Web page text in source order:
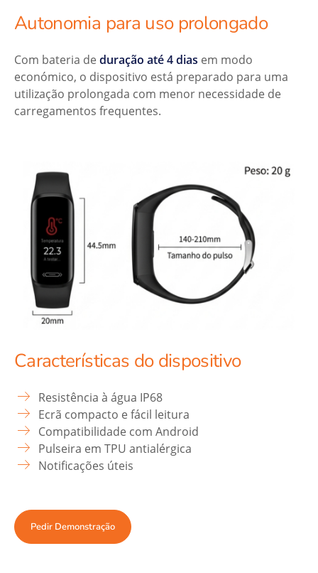
Autonomia para uso prolongado
Com bateria de duração até4 dias em modo
económico, o dispositivo está preparado para uma
utilização prolongada com menor necessidade de
carregamentos frequentes.
Características do dispositivo
Resistência à água IP68
Ecrã compacto e fácil leitura
Compatibilidade com Android
Pulseira em TPU antialérgica
Notificações úteis
Pedir Demonstração